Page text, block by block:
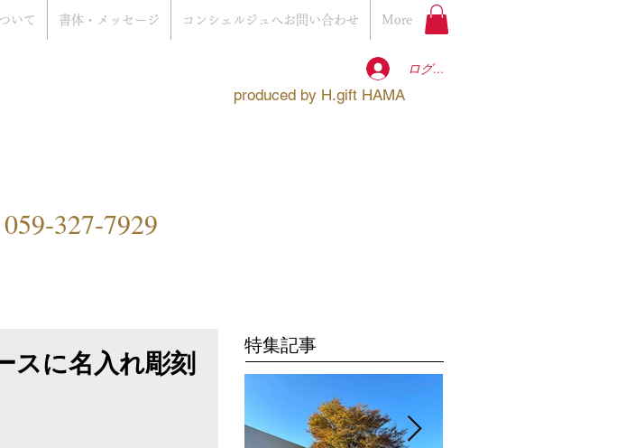
いて 書体・メッセージ コンシェルジュへお問い合わせ More
produced by H.gift HAMA
ログイン
059-327-7929
スに名入れ彫刻
特集記事